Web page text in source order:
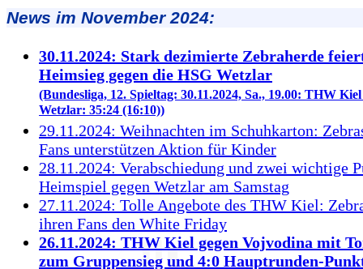
News im November 2024:
30.11.2024: Stark dezimierte Zebraherde
Heimsieg gegen die HSG Wetzlar
(Bundesliga, 12. Spieltag: 30.11.2024, Sa., 19.00: THW
Wetzlar: 35:24 (16:10))
29.11.2024: Weihnachten im Schuhkarton:
Fans unterstützen Aktion für Kinder
28.11.2024: Verabschiedung und zwei wichtige
Heimspiel gegen Wetzlar am Samstag
27.11.2024: Tolle Angebote des THW Kiel:
ihren Fans den White Friday
26.11.2024: THW Kiel gegen Vojvodina mit
zum Gruppensieg und 4:0 Hauptrunden-